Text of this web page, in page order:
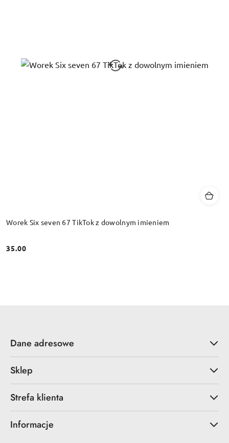
Worek Six seven 67 TikTok z dowolnym imieniem
Cena:
35.00
Dane adresowe
Sklep
Strefa klienta
Informacje